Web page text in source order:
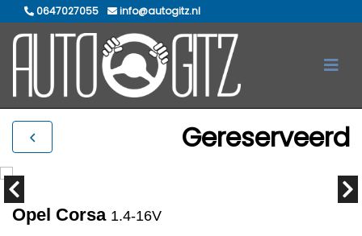
0647027055 info@autogitz.nl
Gereserveerd
Opel Corsa 1.4-16V